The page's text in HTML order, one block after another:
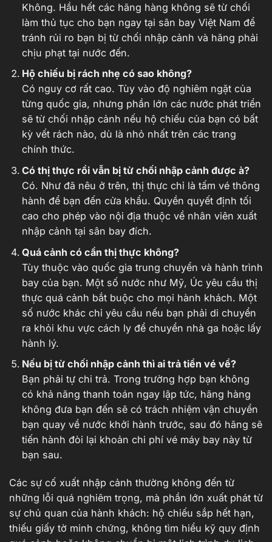
Không. Hầu hết các hãng hàng không sẽ từ chối
làm thủ tục cho bạn ngay tại sân bay Việt Nam để
tránh rủi ro bạn bị từ chối nhập cảnh và hãng phải
chịu phạt tại nước đến.
Hộ chiếu bị rách nhẹ có sao không?
Có nguy cơ rất cao. Tùy vào độ nghiêm ngặt của
từng quốc gia, nhưng phần lớn các nước phát triển
sẽ từ chối nhập cảnh nếu hộ chiếu của bạn có bất
kỳ vết rách nào, dù là nhỏ nhất trên các trang
chính thức.
Có thị thực rồi vẫn bị từ chối nhập cảnh được à?
Có. Như đã nêu ở trên, thị thực chỉ là tấm vé thông
hành để bạn đến cửa khẩu. Quyền quyết định tối
cao cho phép vào nội địa thuộc về nhân viên xuất
nhập cảnh tại sân bay đích.
Quá cảnh có cần thị thực không?
Tùy thuộc vào quốc gia trung chuyển và hành trình
bay của bạn. Một số nước như Mỹ, Úc yêu cầu thị
thực quá cảnh bắt buộc cho mọi hành khách. Một
số nước khác chỉ yêu cầu nếu bạn phải di chuyển
ra khỏi khu vực cách ly để chuyển nhà ga hoặc lấy
hành lý.
Nếu bị từ chối nhập cảnh thì ai trả tiền vé về?
Bạn phải tự chi trả. Trong trường hợp bạn không
có khả năng thanh toán ngay lập tức, hãng hàng
không đưa bạn đến sẽ có trách nhiệm vận chuyển
bạn quay về nước khởi hành trước, sau đó hãng sẽ
tiến hành đòi lại khoản chi phí vé máy bay này từ
bạn sau.
Các sự cố xuất nhập cảnh thường không đến từ
những lỗi quá nghiêm trọng, mà phần lớn xuất phát từ
sự chủ quan của hành khách: hộ chiếu sắp hết hạn,
thiếu giấy tờ minh chứng, không tìm hiểu kỹ quy định